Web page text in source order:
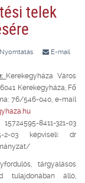
telek
Nyomtatás E-mail
Kerekegyháza Város
Kerekegyháza, Fő
76/546-040, e-mail
8411-321-03
2-03 képviseli: dr
tárgyalásos
tulajdonában álló,